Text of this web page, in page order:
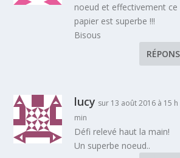
noeud et effectivement ce
papier est superbe !!!
Bisous
lucy sur 13 août 2016 à 15 h
min
Défi relevé haut la main!
Un superbe noeud..